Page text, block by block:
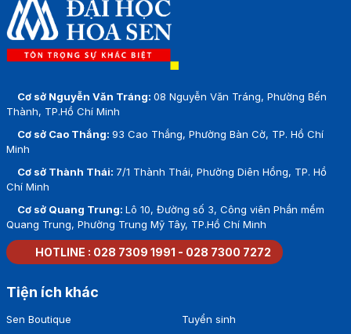
Cơ sở Nguyễn Văn Tráng: 08 Nguyễn Văn Tráng, Phường Bến
Thành, TP.Hồ Chí Minh
Cơ sở Cao Thắng: 93 Cao Thắng, Phường Bàn Cờ, TP. Hồ Chí
Minh
Cơ sở Thành Thái: 7/1 Thành Thái, Phường Diên Hồng, TP. Hồ
Chí Minh
Cơ sở Quang Trung: Lô 10, Đường số 3, Công viên Phần mềm
Quang Trung, Phường Trung Mỹ Tây, TP.Hồ Chí Minh
HOTLINE : 028 7309 1991 - 028 7300 7272
Tiện ích khác
Sen Boutique Tuyển sinh